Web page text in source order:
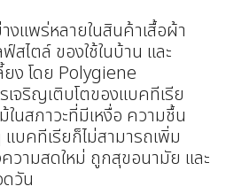
งแพร่หลายในสินค้าเสื้อผ้า
สไตล์ ของใช้ในบ้าน และ
ง โดย Polygiene
จริญเติบโตของแบคทีเรีย
นสภาวะที่มีเหงื่อ ความชื้น
บคทีเรียก็ไม่สามารถเพิ่ม
วามสดใหม่ ถูกสุขอนามัย และ
วัน